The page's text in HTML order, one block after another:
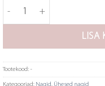
Nagi Lagan kogus
LISA
Tootekood: -
Kategooriad: Nagid, Ühesed nagid